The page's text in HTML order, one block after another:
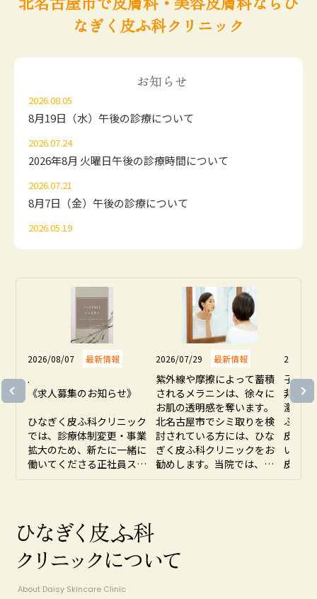
なぎく皮ふ科クリニック
お知らせ
2026.08.05
8月19日（水）午後の診療について
2026.07.24
2026年8月 火曜日午後の診療時間について
2026.07.21
8月7日（金）午後の診療について
2026.05.19
12月からの自費メニュー価格改定のお知らせ
インフルエンザ予防接種予約のお知らせ
2025.08.29
2025年10月1日(水)～診療時間変更のお
知らせ
令和6年度診療報酬改定に伴う当院の
対応について
2025.05.13
2026/08/07 最新情報
.
《求人募集のお知らせ》
ひなぎく皮ふ科クリニック
では、診療体制変更・事業
拡大のため、新たに一緒に
働いてくださる正社員スタ
ッフを募集しています
＜業務内容＞
問診、診察・手術・処置の
介助／医師カルテ入力代行
採血／点滴／いぼ・たこな
美容施術、脱毛施術など
2026/07/29 最新情報
紫外線や摩擦によって蓄積
されるメラニンは、徐々に
お肌の透明感を奪います。
北名古屋市でシミ取りを検
討されている方には、ひな
ぎく皮ふ科クリニックをお
勧めします。当院では、肌
のターンオーバーが乱れる
など、複数の治療方法から
2026/
子ども
非常に
激に敏
ふ科ク
皮膚科
いぼな
皮膚感
す。か
About Daisy Skincare Clinic